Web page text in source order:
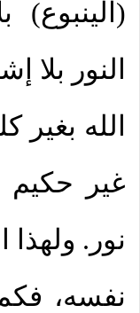
النور بلا
الله بغير
غير حكيم
نور.
نفسه،